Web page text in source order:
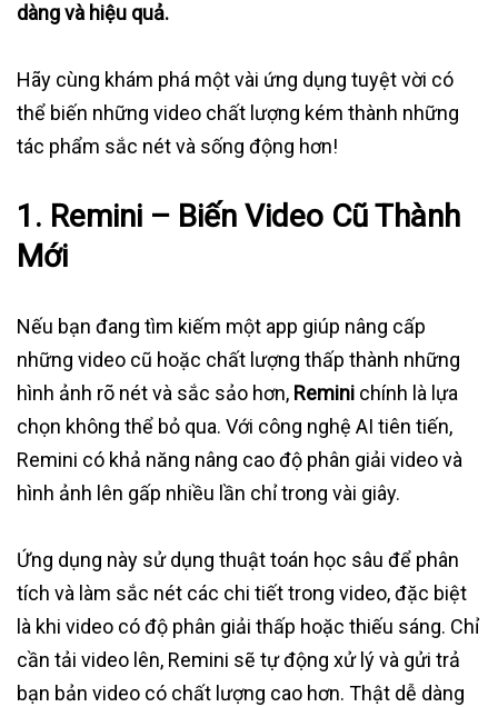
dàng và hiệu quả.
Hãy cùng khám phá một vài ứng dụng tuyệt vời có
thể biến những video chất lượng kém thành những
tác phẩm sắc nét và sống động hơn!
1. Remini – Biến Video Cũ Thành
Mới
Nếu bạn đang tìm kiếm một app giúp nâng cấp
những video cũ hoặc chất lượng thấp thành những
hình ảnh rõ nét và sắc sảo hơn, Remini chính là lựa
chọn không thể bỏ qua. Với công nghệ AI tiên tiến,
Remini có khả năng nâng cao độ phân giải video và
hình ảnh lên gấp nhiều lần chỉ trong vài giây.
Ứng dụng này sử dụng thuật toán học sâu để phân
tích và làm sắc nét các chi tiết trong video, đặc biệt
là khi video có độ phân giải thấp hoặc thiếu sáng. Chỉ
cần tải video lên, Remini sẽ tự động xử lý và gửi trả
bạn bản video có chất lượng cao hơn. Thật dễ dàng